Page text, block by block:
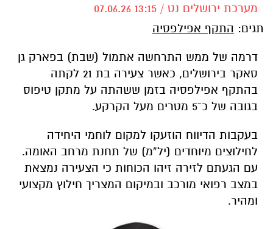
מערכת ירושלים נט / 13:15 07.06.26
תגים: התקף אפילפסיה
דרמה של ממש התרחשה אתמול (שבת) בפארק גן
סאקר בירושלים, כאשר צעירה בת 21 לקתה
בהתקף אפילפסיה בזמן ששהתה על מתקן טיפוס
בגובה של כ־5 מטרים מעל הקרקע.
בעקבות הדיווח הוזעקו למקום לוחמי היחידה
לחילוצים מיוחדים (יל”מ) של תחנת מרחב האומה.
עם הגעתם לזירה זיהו הכוחות כי הצעירה נמצאת
במצב רפואי מורכב ובמיקום המצריך חילוץ מקצועי
ומהיר.